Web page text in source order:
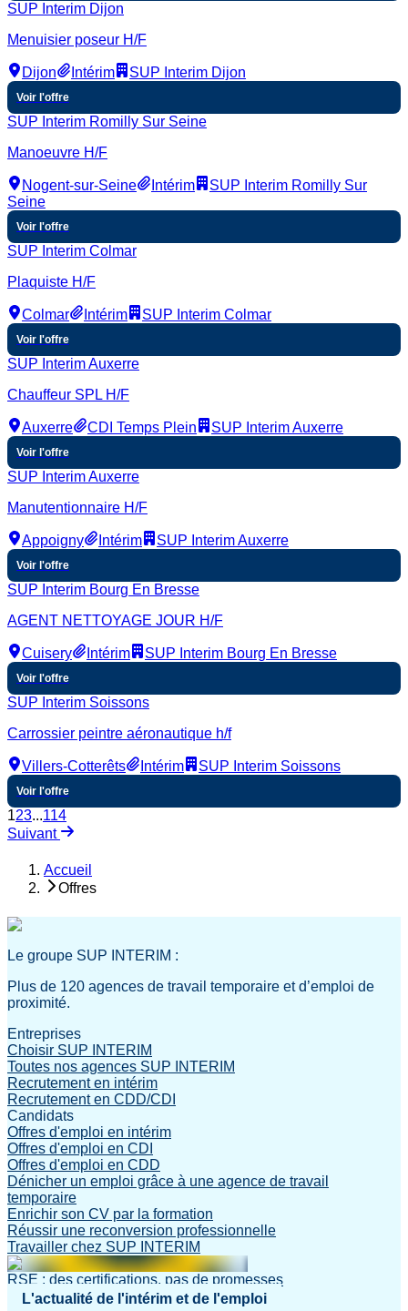
SUP Interim Dijon
Menuisier poseur H/F
Dijon Intérim SUP Interim Dijon
Voir l'offre
SUP Interim Romilly Sur Seine
Manoeuvre H/F
Nogent-sur-Seine Intérim
SUP Interim Romilly Sur
Seine
Voir l'offre
SUP Interim Colmar
Plaquiste H/F
Colmar Intérim SUP Interim Colmar
Voir l'offre
SUP Interim Auxerre
Chauffeur SPL H/F
Auxerre CDI Temps Plein SUP Interim Auxerre
Voir l'offre
SUP Interim Auxerre
Manutentionnaire H/F
Appoigny Intérim SUP Interim Auxerre
Voir l'offre
SUP Interim Bourg En Bresse
AGENT NETTOYAGE JOUR H/F
Cuisery Intérim SUP Interim Bourg En Bresse
Voir l'offre
SUP Interim Soissons
Carrossier peintre aéronautique h/f
Villers-Cotterêts Intérim SUP Interim Soissons
Voir l'offre
123...114
Suivant
Accueil
Offres
Le groupe SUP INTERIM :
Plus de 120 agences de travail temporaire et d’emploi de
proximité.
Entreprises
Choisir SUP INTERIM
Toutes nos agences SUP INTERIM
Recrutement en intérim
Recrutement en CDD/CDI
Candidats
Offres d'emploi en intérim
Offres d'emploi en CDI
Offres d'emploi en CDD
Dénicher un emploi grâce à une agence de travail
temporaire
Enrichir son CV par la formation
Réussir une reconversion professionnelle
Travailler chez SUP INTERIM
RSE : des certifications, pas de promesses
L'actualité de l'intérim et de l'emploi